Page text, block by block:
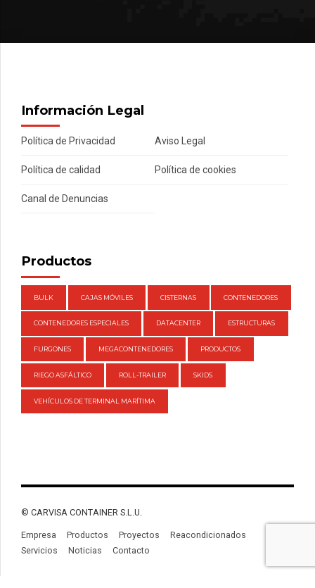
Información Legal
Política de Privacidad Aviso Legal
Política de calidad Política de cookies
Canal de Denuncias
Productos
BULK CAJAS MÓVILES CISTERNAS CONTENEDORES
CONTENEDORES ESPECIALES DATACENTER ESTRUCTURAS
FURGONES MEGACONTENEDORES PRODUCTOS
RIEGO ASFÁLTICO ROLL-TRAILER SKIDS
VEHÍCULOS DE TERMINAL MARÍTIMA
© CARVISA CONTAINER S.L.U.
Empresa Productos Proyectos
Reacondicionados
Servicios
Noticias Contacto